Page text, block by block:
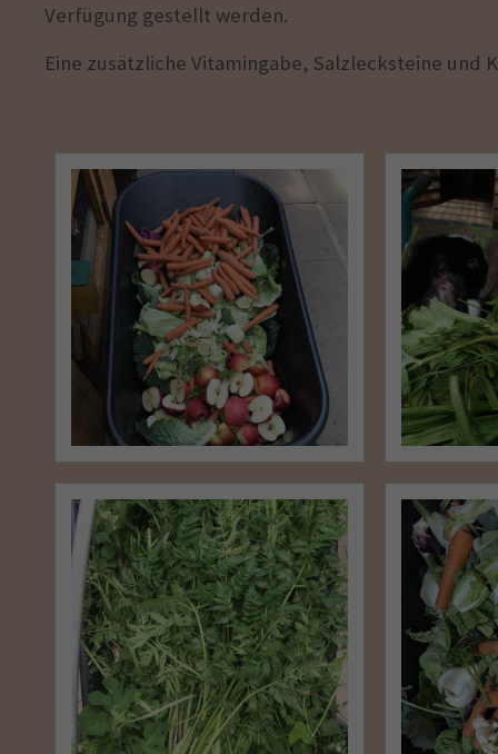
Verfügung gestellt werden.
Eine zusätzliche Vitamingabe, Salzlecksteine